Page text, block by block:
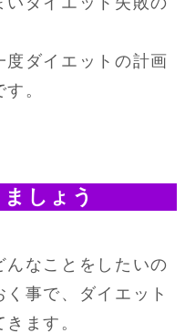
度ダイエットの計画
。
しょう
んなことをしたいの
事で、ダイエット
ます。